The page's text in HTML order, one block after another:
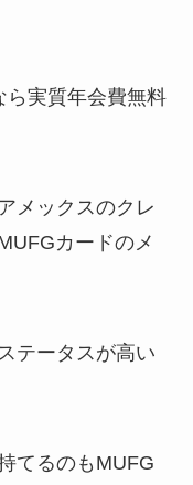
ら実質年会費無料
メックスのクレ
カードのメ
テータスが高い
てるのもMUFG